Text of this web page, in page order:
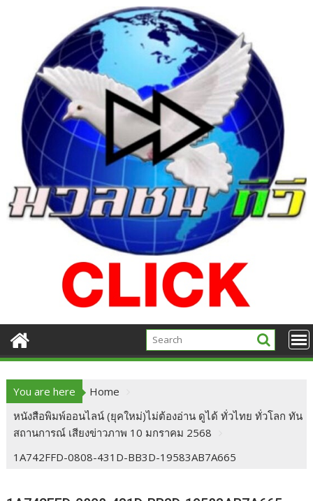
You are here
Home
หนังสือพิมพ์ออนไลน์ (ยุคใหม่)ไม่ต้องอ่าน ดูได้ ทั่วไทย ทั่วโลก ทัน
สถานการณ์ เสียงข่าวภาพ 10 มกราคม 2568
1A742FFD-0808-431D-BB3D-19583AB7A665